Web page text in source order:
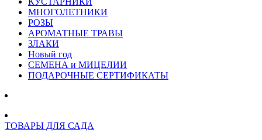
МНОГОЛЕТНИКИ
РОЗЫ
АРОМАТНЫЕ ТРАВЫ
ЗЛАКИ
Новый год
СЕМЕНА и МИЦЕЛИИ
ПОДАРОЧНЫЕ СЕРТИФИКАТЫ
ТОВАРЫ ДЛЯ САДА